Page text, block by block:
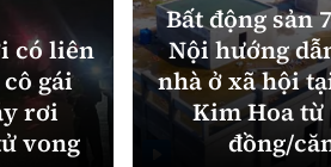
có liên
gái
rơi
vong
Bất động sản
Nội hướng
nhà ở xã hội
Kim Hoa từ
đồng/